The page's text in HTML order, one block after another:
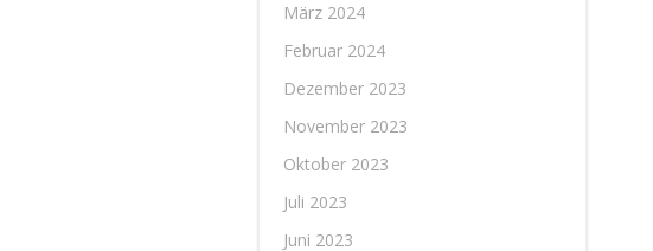
März 2024
Februar 2024
Dezember 2023
November 2023
Oktober 2023
Juli 2023
Juni 2023